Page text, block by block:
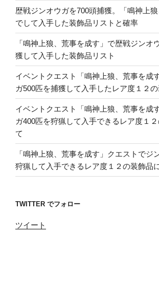
歴戦ジンオウガを700頭捕獲。「鳴神上狼
でして入手した装飾品リストと確率
「鳴神上狼、荒事を成す」で歴戦ジンオ
獲して入手した装飾品リスト
イベントクエスト「鳴神上狼、荒事を成
ガ500匹を捕獲して入手したレア度１２
イベントクエスト「鳴神上狼、荒事を成
ガ400匹を狩猟して入手できるレア度１
て
「鳴神上狼、荒事を成す」クエストでジ
狩猟して入手できるレア度１２の装飾品
TWITTER でフォロー
ツイート